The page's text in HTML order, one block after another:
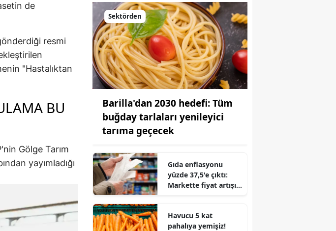
de
resmi
"Hastalıktan
BU
Gölge Tarım
yayımladığı
Sektörden
Barilla'dan 2030 hedefi: Tüm
buğday tarlaları yenileyici
tarıma geçecek
Gıda enflasyonu
yüzde 37,5'e çıktı:
Markette fiyat artışı
Havucu 5 kat
pahalıya yemişiz!